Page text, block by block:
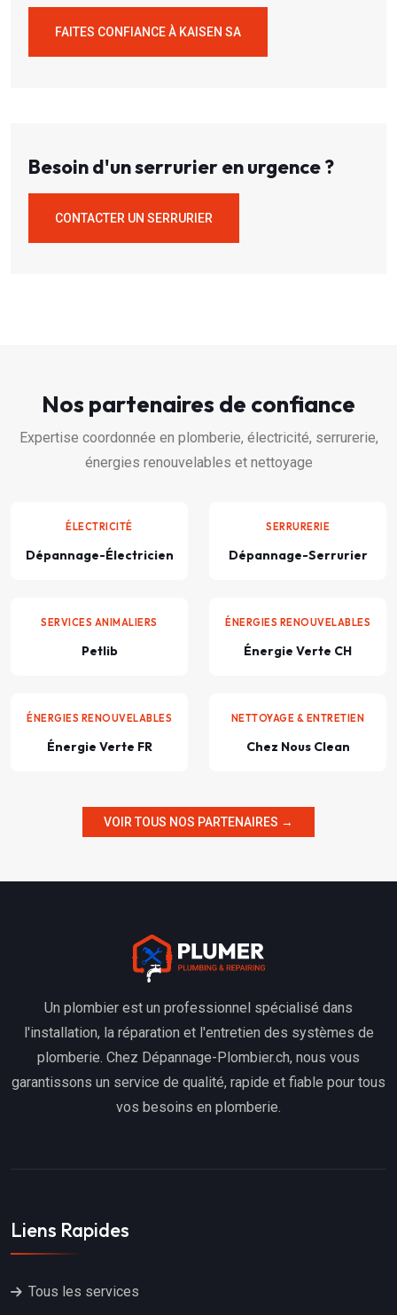
FAITES CONFIANCE À KAISEN SA
Besoin d'un serrurier en urgence ?
CONTACTER UN SERRURIER
Nos partenaires de confiance
Expertise coordonnée en plomberie, électricité, serrurerie,
énergies renouvelables et nettoyage
ÉLECTRICITÉ
Dépannage-Électricien
SERRURERIE
Dépannage-Serrurier
SERVICES ANIMALIERS
Petlib
ÉNERGIES RENOUVELABLES
Énergie Verte CH
ÉNERGIES RENOUVELABLES
Énergie Verte FR
NETTOYAGE & ENTRETIEN
Chez Nous Clean
VOIR TOUS NOS PARTENAIRES →
Un plombier est un professionnel spécialisé dans
l'installation, la réparation et l'entretien des systèmes de
plomberie. Chez Dépannage-Plombier.ch, nous vous
garantissons un service de qualité, rapide et fiable pour tous
vos besoins en plomberie.
Liens Rapides
Tous les services